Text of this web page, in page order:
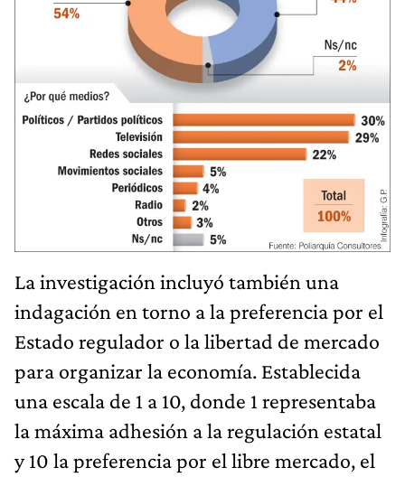
La investigación incluyó también una
indagación en torno a la preferencia por el
Estado regulador o la libertad de mercado
para organizar la economía. Establecida
una escala de 1 a 10, donde 1 representaba
la máxima adhesión a la regulación estatal
y 10 la preferencia por el libre mercado, el